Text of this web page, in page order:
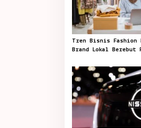
Tren Bisnis Fashion
Brand Lokal Berebut